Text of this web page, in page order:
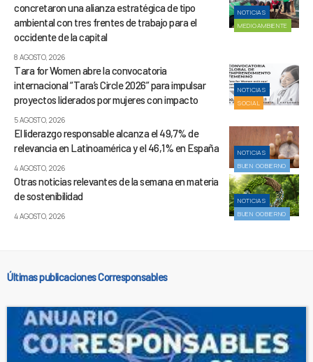
NOTICIAS
MEDIOAMBIENTE
concretaron una alianza estratégica de tipo
ambiental con tres frentes de trabajo para el
occidente de la capital
8 AGOSTO, 2026
NOTICIAS
SOCIAL
Tara for Women abre la convocatoria
internacional “Tara’s Circle 2026” para impulsar
proyectos liderados por mujeres con impacto
5 AGOSTO, 2026
NOTICIAS
BUEN GOBIERNO
El liderazgo responsable alcanza el 49,7% de
relevancia en Latinoamérica y el 46,1% en España
4 AGOSTO, 2026
NOTICIAS
BUEN GOBIERNO
Otras noticias relevantes de la semana en materia
de sostenibilidad
4 AGOSTO, 2026
Últimas publicaciones Corresponsables